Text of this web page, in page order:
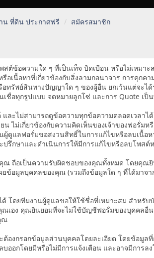
น ที่ดิน ประกาศฟรี สมัครสมาชิก
ต์ข้อความใด ๆ ที่เป็นเท็จ บิดเบือน หรือไม่เหม
เนื้อหาที่เกี่ยวข้องกับสิ่งลามกอนาจาร การคุก
ทรัพย์สินทางปัญญาใด ๆ ของผู้อื่น ยกเว้นแต่จะ
อทุกรูปแบบ จดหมายลูกโซ่ และการ Quote เป็
ละไม่สามารถดูข้อความทุกข้อความตลอดเวลา
ไม่เกี่ยวข้องกับความคิดเห็นของเจ้าของฟอรั่
ดูแลฟอรั่มขอสงวนสิทธิ์ในการแก้ไขหรือลบเนื้อ
ปรึกษาและดำเนินการให้มีการแก้ไขหรือลบโพ
ถือเป็นความรับผิดชอบของคุณทั้งหมด โดยคุณ
ข้อมูลบุคคลของคุณ (รวมถึงข้อมูลใด ๆ ที่ได้มา
โดยทีมงานผู้ดูแลขอให้ใช้ชื่อที่เหมาะสม สำห
เอง คุณยินยอมที่จะไม่ใช้บัญชีฟอรั่มของบุคคล
ณ
กรอกข้อมูลส่วนบุคคลโดยละเอียด โดยข้อมูล
ออกโดยมีหรือไม่มีการแจ้งเตือน และอาจมีการล